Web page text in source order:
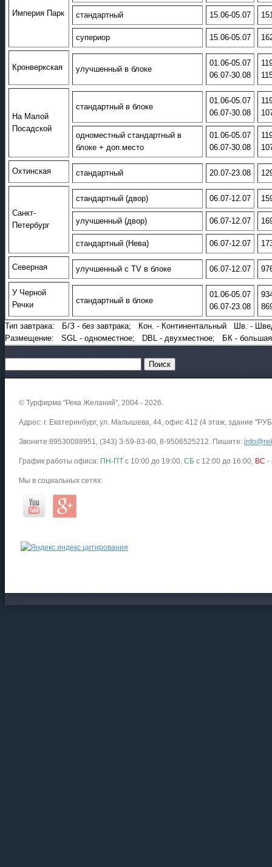
Империя Парк стандартный 15.06-05.07
супериор 15.06-05.07
Кронверкская улучшенный в блоке
01.06-05.07
06.07-30.08
На Малой
Посадской
стандартный в блоке
01.06-05.07
06.07-30.08
одноместный стандартный в
блоке + доп.место
01.06-05.07
06.07-30.08
Охтинская стандартный 20.07-23.08
Санкт-
Петербург
стандартный (двор) 06.07-12.07
улучшенный (двор) 06.07-12.07
стандартный (Нева) 06.07-12.07
Северная улучшенный с TV в блоке 06.07-12.07
У Черной
Речки
стандартный в блоке
01.06-05.07
06.07-23.08
Тип завтрака: Б/З - без завтрака; Кон. - Континентальный Шв. -
Размещение: SGL - одноместное; DBL - двухместное; БК - большая
© Турфирма "Река Желаний", 2004 - 2026.
Адрес: г. Екатеринбург, ул. Малышева, 44, офис 412 (4 этаж, здание
Звоните:89530088951, (343) 3-59-83-80, 8-9506525212. Пишите:
График работы офиса: ПН-ПТ с 10:00 до 19:00, СБ с 12:00 до 16:00, ВС -
Мы в социальных сетях: